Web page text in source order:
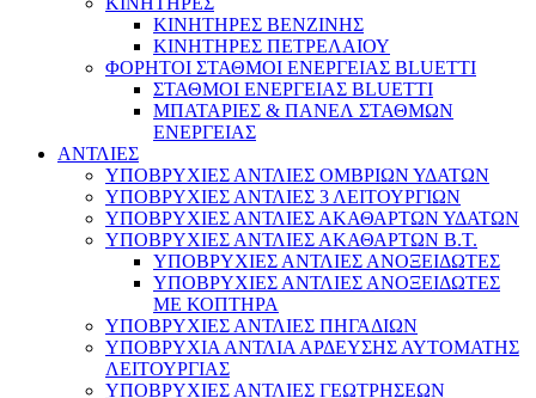
ΚΙΝΗΤΗΡΕΣ ΒΕΝΖΙΝΗΣ
ΚΙΝΗΤΗΡΕΣ ΠΕΤΡΕΛΑΙΟΥ
ΦΟΡΗΤΟΙ ΣΤΑΘΜΟΙ ΕΝΕΡΓΕΙΑΣ BLUETTI
ΣΤΑΘΜΟΙ ΕΝΕΡΓΕΙΑΣ BLUETTI
ΜΠΑΤΑΡΙΕΣ & ΠΑΝΕΛ ΣΤΑΘΜΩΝ
ΕΝΕΡΓΕΙΑΣ
ΑΝΤΛΙΕΣ
ΥΠΟΒΡΥΧΙΕΣ ΑΝΤΛΙΕΣ ΟΜΒΡΙΩΝ ΥΔΑΤΩΝ
ΥΠΟΒΡΥΧΙΕΣ ΑΝΤΛΙΕΣ 3 ΛΕΙΤΟΥΡΓΙΩΝ
ΥΠΟΒΡΥΧΙΕΣ ΑΝΤΛΙΕΣ ΑΚΑΘΑΡΤΩΝ ΥΔΑΤΩΝ
ΥΠΟΒΡΥΧΙΕΣ ΑΝΤΛΙΕΣ ΑΚΑΘΑΡΤΩΝ Β.Τ.
ΥΠΟΒΡΥΧΙΕΣ ΑΝΤΛΙΕΣ ΑΝΟΞΕΙΔΩΤΕΣ
ΥΠΟΒΡΥΧΙΕΣ ΑΝΤΛΙΕΣ ΑΝΟΞΕΙΔΩΤΕΣ
ΜΕ ΚΟΠΤΗΡΑ
ΥΠΟΒΡΥΧΙΕΣ ΑΝΤΛΙΕΣ ΠΗΓΑΔΙΩΝ
ΥΠΟΒΡΥΧΙΑ ΑΝΤΛΙΑ ΑΡΔΕΥΣΗΣ ΑΥΤΟΜΑΤΗΣ
ΛΕΙΤΟΥΡΓΙΑΣ
ΥΠΟΒΡΥΧΙΕΣ ΑΝΤΛΙΕΣ ΓΕΩΤΡΗΣΕΩΝ